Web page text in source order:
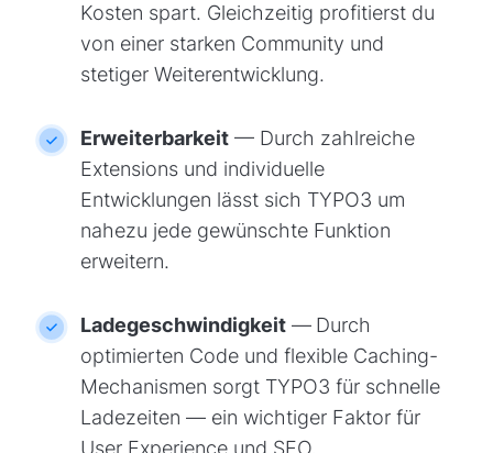
Kosten spart. Gleichzeitig profitierst du
von einer starken Community und
stetiger Weiterentwicklung.
Erweiterbarkeit— Durch zahlreiche
Extensions und individuelle
Entwicklungen lässt sich TYPO3 um
nahezu jede gewünschte Funktion
erweitern.
Ladegeschwindigkeit— Durch
optimierten Code und flexible Caching-
Mechanismen sorgt TYPO3 für schnelle
Ladezeiten — ein wichtiger Faktor für
User Experience und SEO.